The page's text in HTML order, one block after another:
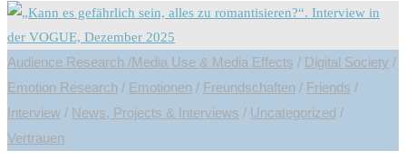
Audience Research /Media Use & Media Effects / Digital Society /
Emotion Research / Emotionen / Freundschaften / Friends /
Interview / News, Projects & Interviews / Uncategorized /
Vertrauen